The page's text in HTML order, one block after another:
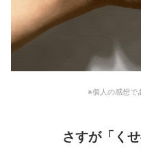
※個人の感想で
さすが「く